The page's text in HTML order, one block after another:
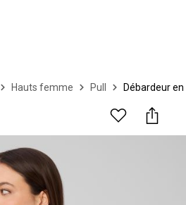
Hauts femme Pull Débardeur